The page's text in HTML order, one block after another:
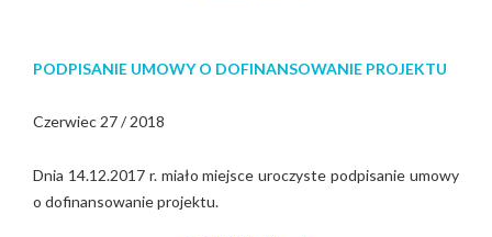
PODPISANIE UMOWY O DOFINANSOWANIE PROJEKTU
Czerwiec 27 / 2018
Dnia 14.12.2017 r. miało miejsce uroczyste podpisanie umowy
o dofinansowanie projektu.